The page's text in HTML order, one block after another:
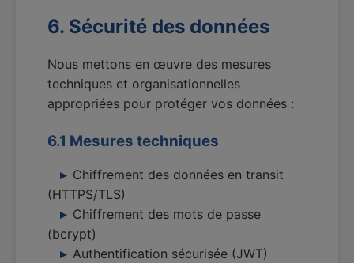
6. Sécurité des données
Nous mettons en œuvre des mesures
techniques et organisationnelles
appropriées pour protéger vos données :
6.1 Mesures techniques
Chiffrement des données en transit
(HTTPS/TLS)
Chiffrement des mots de passe
(bcrypt)
Authentification sécurisée (JWT)